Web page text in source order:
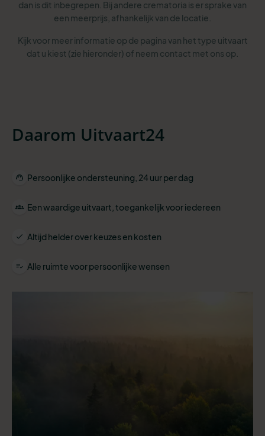
dan is dit inbegrepen. Bij andere crematoria is er sprake van
een meerprijs, afhankelijk van de locatie.
Kijk voor meer informatie op de pagina van het type uitvaart
dat u kiest (zie hieronder) of neem contact met ons op.
Daarom Uitvaart24
Persoonlijke ondersteuning, 24 uur per dag
Een waardige uitvaart, toegankelijk voor iedereen
Altijd helder over keuzes en kosten
Alle ruimte voor persoonlijke wensen